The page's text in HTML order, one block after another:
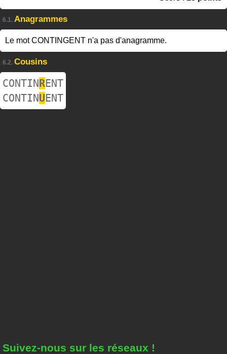
6.1. Anagrammes
Le mot CONTINGENT n'a pas d'anagramme.
6.2. Cousins
CONTINRENT
CONTINUENT
Suivez-nous sur les réseaux !